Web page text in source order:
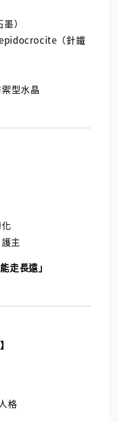
）
（針鐵
型水晶
主
走長遠」
格